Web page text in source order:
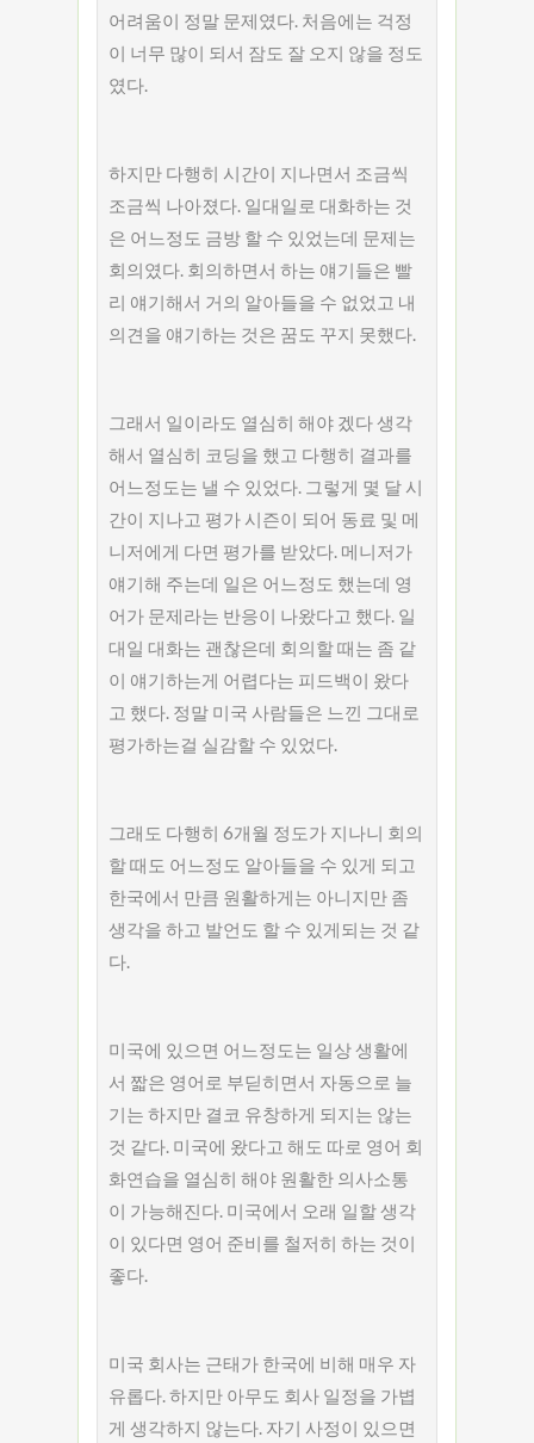
어려움이 정말 문제였다. 처음에는 걱정
이 너무 많이 되서 잠도 잘 오지 않을 정도
였다.
하지만 다행히 시간이 지나면서 조금씩
조금씩 나아졌다. 일대일로 대화하는 것
은 어느정도 금방 할 수 있었는데 문제는
회의였다. 회의하면서 하는 얘기들은 빨
리 얘기해서 거의 알아들을 수 없었고 내
의견을 얘기하는 것은 꿈도 꾸지 못했다.
그래서 일이라도 열심히 해야 겠다 생각
해서 열심히 코딩을 했고 다행히 결과를
어느정도는 낼 수 있었다. 그렇게 몇 달 시
간이 지나고 평가 시즌이 되어 동료 및 메
니저에게 다면 평가를 받았다. 메니저가
얘기해 주는데 일은 어느정도 했는데 영
어가 문제라는 반응이 나왔다고 했다. 일
대일 대화는 괜찮은데 회의할 때는 좀 같
이 얘기하는게 어렵다는 피드백이 왔다
고 했다. 정말 미국 사람들은 느낀 그대로
평가하는걸 실감할 수 있었다.
그래도 다행히 6개월 정도가 지나니 회의
할 때도 어느정도 알아들을 수 있게 되고
한국에서 만큼 원활하게는 아니지만 좀
생각을 하고 발언도 할 수 있게되는 것 같
다.
미국에 있으면 어느정도는 일상 생활에
서 짧은 영어로 부딛히면서 자동으로 늘
기는 하지만 결코 유창하게 되지는 않는
것 같다. 미국에 왔다고 해도 따로 영어 회
화연습을 열심히 해야 원활한 의사소통
이 가능해진다. 미국에서 오래 일할 생각
이 있다면 영어 준비를 철저히 하는 것이
좋다.
미국 회사는 근태가 한국에 비해 매우 자
유롭다. 하지만 아무도 회사 일정을 가볍
게 생각하지 않는다. 자기 사정이 있으면